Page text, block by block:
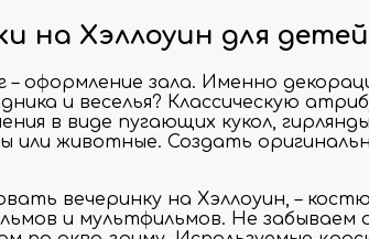
на Хэллоуин для детей
оформление зала. Именно
и веселья? Классическую
в виде пугающих кукол,
животные. Создать
вечеринку на Хэллоуин, –
и мультфильмов. Не забываем